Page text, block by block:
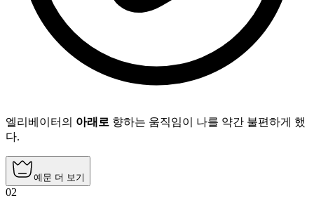
엘리베이터의 아래로 향하는 움직임이 나를 약간 불편하게 했
다.
예문 더 보기
02